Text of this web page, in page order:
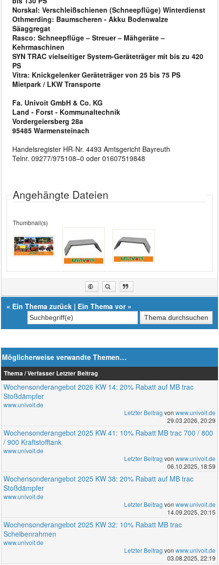
Norskal: Verschleißschienen (Schneepflüge) Winterdienst
Othmerding: Baumscheren - Akku Bodenwalze
Säaggregat
Rasco: Schneepflüge – Streuer – Mähgeräte –
Kehrmaschinen
SYN TRAC vielseitiger System-Geräteträger mit bis zu 420
PS
Vitra: Knickgelenker Geräteträger von 25 bis 75 PS
Mietpark / LKW Transporte
Fa. Univoit GmbH & Co. KG
Land - Forst - Kommunaltechnik
Vordergeiersberg 28a
95485 Warmensteinach
Handelsregister HR-Nr. 4493 Amtsgericht Bayreuth
Telnr. 09277/975108–0 oder 01607519848
Angehängte Dateien
Thumbnail(s)
« Ein Thema zurück | Ein Thema vor»
Möglicherweise verwandte Themen…
Thema / Verfasser Letzter Beitrag
Wochensonderangebot 2026 KW 14: 20% Rabatt auf MB trac
Stoßdämpfer
www.univoit.de
Letzter Beitrag von www.univoit.de
29.03.2026, 20:29
Wochensonderangebot 2025 KW 41: 10% Rabatt MB trac 700 / 800
/ 900 Kraftstofftank
www.univoit.de
Letzter Beitrag von www.univoit.de
06.10.2025, 18:59
Wochensonderangebot 2025 KW 38: 20% Rabatt auf MB trac
Stoßdämpfer
www.univoit.de
Letzter Beitrag von www.univoit.de
14.09.2025, 20:15
Wochensonderangebot 2025 KW 32: 10% Rabatt MB trac
Scheibenrahmen
www.univoit.de
Letzter Beitrag von www.univoit.de
03.08.2025, 22:19